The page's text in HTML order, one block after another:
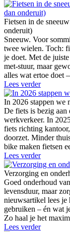
Fietsen in de
onderuit)
Sneeuw. Voor
twee wielen. Toch:
je doet. Met de
met-stuur, maar
alles wat ertoe doet
Lees verder
In 2026 stappen we
De fiets is bezig
werkverkeer. In
fiets richting
doorzet. Minder
bike maken fietsen
Lees verder
Verzorging en
Goed onderhoud
levensduur, maar
nieuwsartikel lees je
gebruiken – én wat
Zo haal je het
Lees verder